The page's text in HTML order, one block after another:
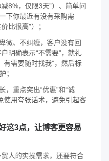
8%，仅限3天”）、简单问
下你最近有没有采购需
比很高”）；
微、不纠缠，客户没有回
明确表示“不需要”，就礼
有需要随时找我”，然后标
；
，重点突出“优惠”和“诚
使用夸张话术，避免引起客
这3点，让博客更容易
人的实操需求，还要符合